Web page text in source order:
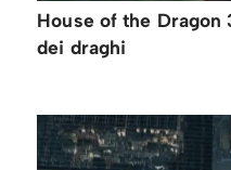
House of the
dei draghi